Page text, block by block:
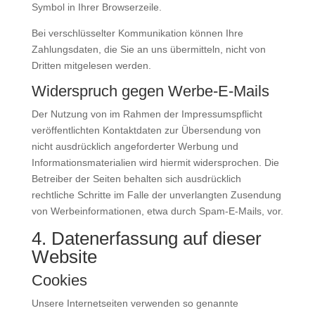
Symbol in Ihrer Browserzeile.
Bei verschlüsselter Kommunikation können Ihre
Zahlungsdaten, die Sie an uns übermitteln, nicht von
Dritten mitgelesen werden.
Widerspruch gegen Werbe-E-Mails
Der Nutzung von im Rahmen der Impressumspflicht
veröffentlichten Kontaktdaten zur Übersendung von
nicht ausdrücklich angeforderter Werbung und
Informationsmaterialien wird hiermit widersprochen. Die
Betreiber der Seiten behalten sich ausdrücklich
rechtliche Schritte im Falle der unverlangten Zusendung
von Werbeinformationen, etwa durch Spam-E-Mails, vor.
4. Datenerfassung auf dieser
Website
Cookies
Unsere Internetseiten verwenden so genannte